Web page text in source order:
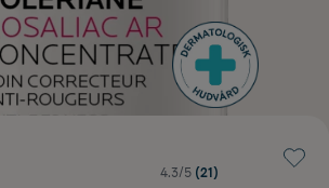
4.3/5 (21)